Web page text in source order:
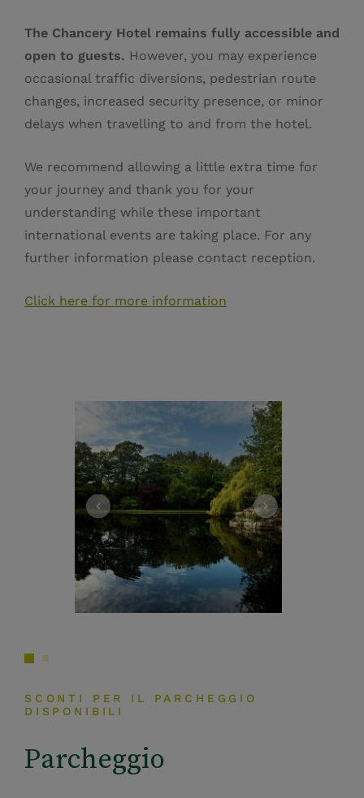
The Chancery Hotel remains fully accessible and
open to guests. However, you may experience
occasional traffic diversions, pedestrian route
changes, increased security presence, or minor
delays when travelling to and from the hotel.
We recommend allowing a little extra time for
your journey and thank you for your
understanding while these important
international events are taking place. For any
further information please contact reception.
Click here for more information
SCONTI PER IL PARCHEGGIO
DISPONIBILI
Parcheggio